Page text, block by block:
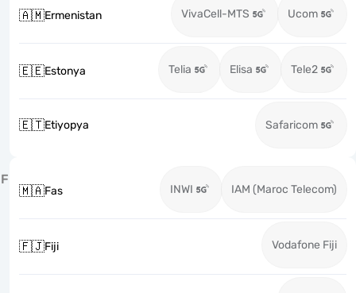
🇦🇲Ermenistan VivaCell-MTS Ucom
🇪🇪Estonya Telia Elisa Tele2
🇪🇹Etiyopya Safaricom
F
🇲🇦Fas INWI IAM (Maroc Telecom)
🇫🇯Fiji Vodafone Fiji